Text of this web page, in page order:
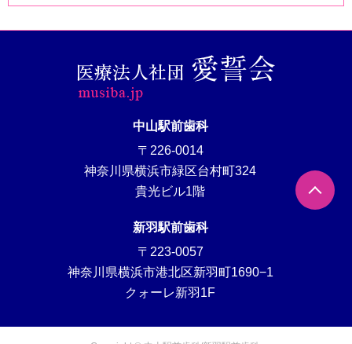
中山駅前歯科
〒226-0014
神奈川県横浜市緑区台村町324
貴光ビル1階
新羽駅前歯科
〒223-0057
神奈川県横浜市港北区新羽町1690−1
クォーレ新羽1F